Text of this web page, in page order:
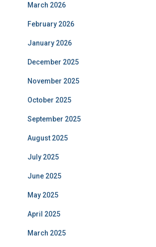
March 2026
February 2026
January 2026
December 2025
November 2025
October 2025
September 2025
August 2025
July 2025
June 2025
May 2025
April 2025
March 2025